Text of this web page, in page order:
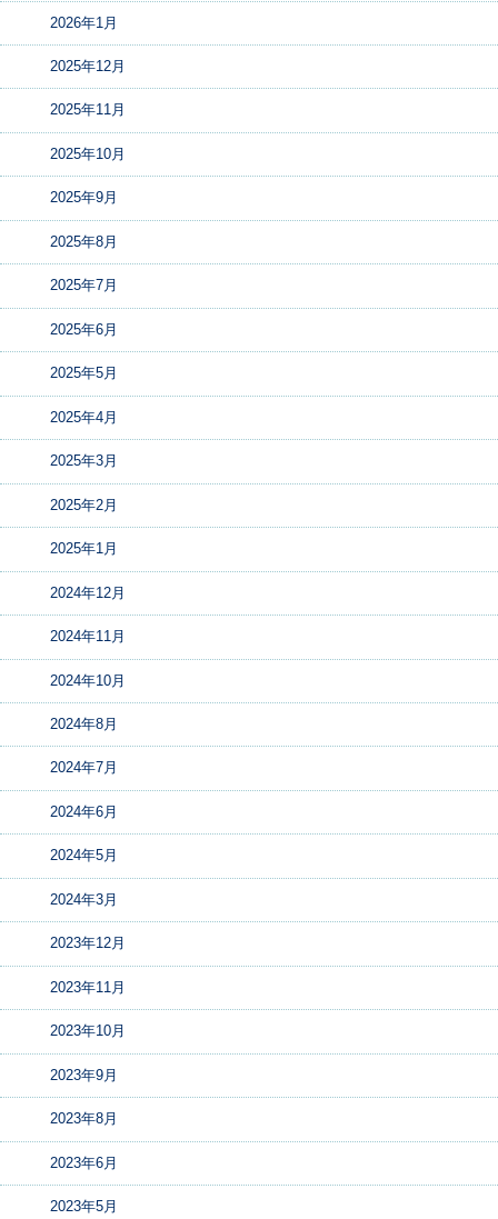
2026年1月
2025年12月
2025年11月
2025年10月
2025年9月
2025年8月
2025年7月
2025年6月
2025年5月
2025年4月
2025年3月
2025年2月
2025年1月
2024年12月
2024年11月
2024年10月
2024年8月
2024年7月
2024年6月
2024年5月
2024年3月
2023年12月
2023年11月
2023年10月
2023年9月
2023年8月
2023年6月
2023年5月